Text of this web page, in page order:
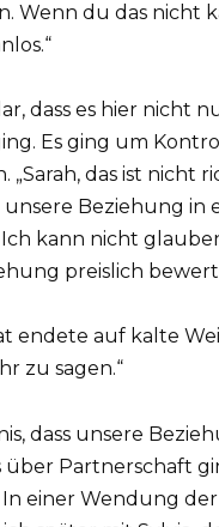
Wenn du das nicht
dass es hier nicht
Es ging um
„Sarah, das ist nicht
Beziehung in
kann nicht
preislich
endete auf kalte
zu sagen.“
dass unsere
über Partnerschaft
einer Wendung der